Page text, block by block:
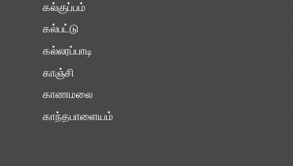
கல்குப்பம்
கல்பட்டு
கல்லரப்பாடி
காஞ்சி
காணமலை
காந்தபாளையம்